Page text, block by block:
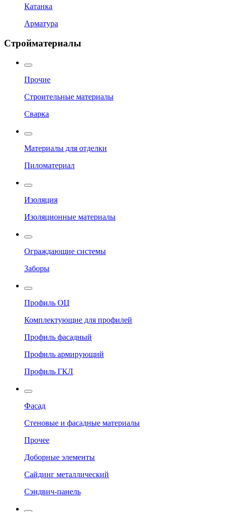
Катанка
Арматура
Стройматериалы
Прочие
Строительные материалы
Сварка
Материалы для отделки
Пиломатериал
Изоляция
Изоляционные материалы
Ограждающие системы
Заборы
Профиль ОЦ
Комплектующие для профилей
Профиль фасадный
Профиль армирующий
Профиль ГКЛ
Фасад
Стеновые и фасадные материалы
Прочее
Доборные элементы
Сайдинг металлический
Сэндвич-панель